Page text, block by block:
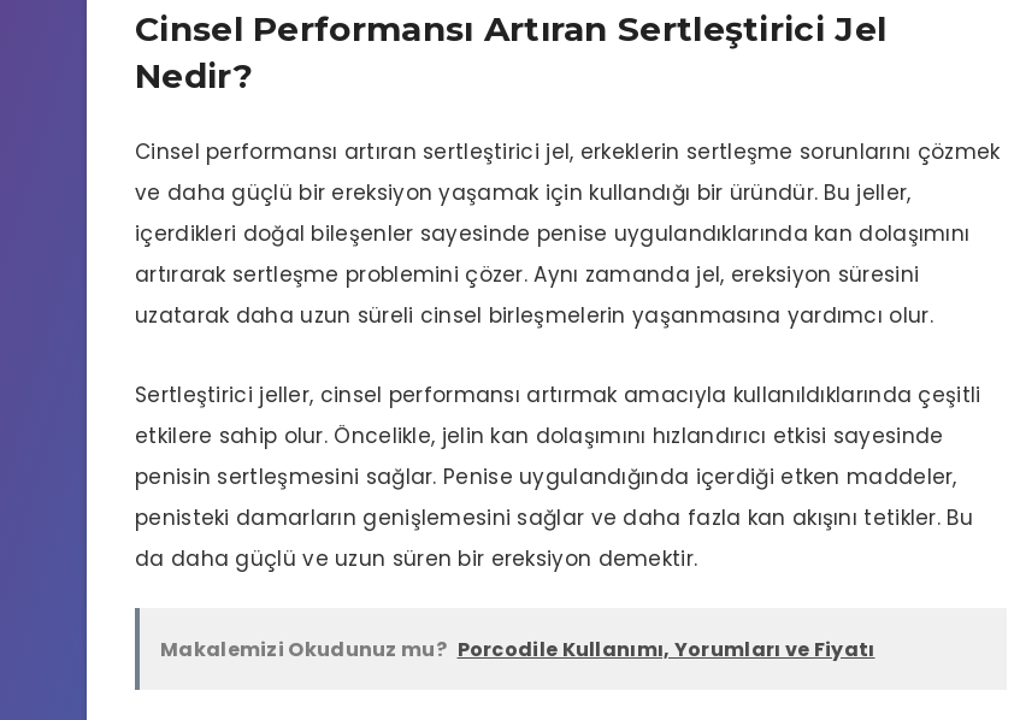
Cinsel Performansı Artıran Sertleştirici Jel
Nedir?
Cinsel performansı artıran sertleştirici jel, erkeklerin sertleşme sorunlarını çözmek
ve daha güçlü bir ereksiyon yaşamak için kullandığı bir üründür. Bu jeller,
içerdikleri doğal bileşenler sayesinde penise uygulandıklarında kan dolaşımını
artırarak sertleşme problemini çözer. Aynı zamanda jel, ereksiyon süresini
uzatarak daha uzun süreli cinsel birleşmelerin yaşanmasına yardımcı olur.
Sertleştirici jeller, cinsel performansı artırmak amacıyla kullanıldıklarında çeşitli
etkilere sahip olur. Öncelikle, jelin kan dolaşımını hızlandırıcı etkisi sayesinde
penisin sertleşmesini sağlar. Penise uygulandığında içerdiği etken maddeler,
penisteki damarların genişlemesini sağlar ve daha fazla kan akışını tetikler. Bu
da daha güçlü ve uzun süren bir ereksiyon demektir.
Makalemizi Okudunuz mu? Porcodile Kullanımı, Yorumları ve Fiyatı